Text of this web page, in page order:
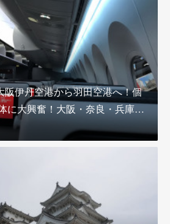
阪伊丹空港から羽田空港へ！個
に大興奮！大阪・奈良・兵庫…